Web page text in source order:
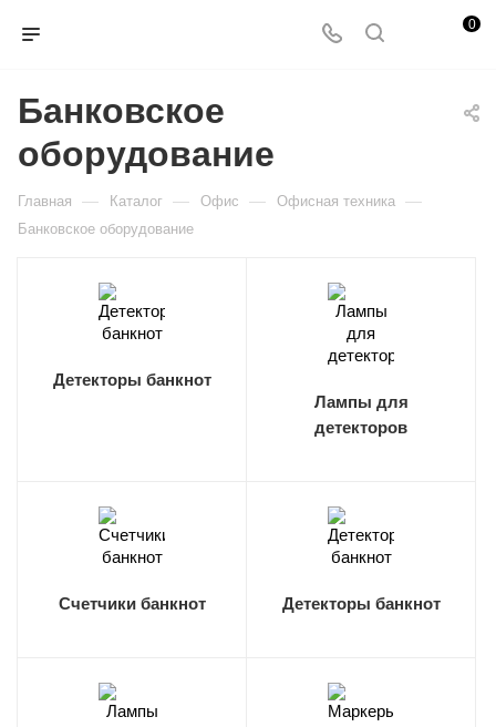
0
Банковское
оборудование
Главная — Каталог — Офис — Офисная техника —
Банковское оборудование
Детекторы банкнот
Лампы для
детекторов
Счетчики банкнот Детекторы банкнот